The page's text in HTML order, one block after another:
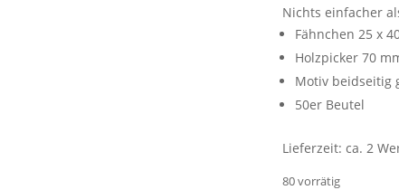
Nichts einfacher
Fähnchen 25 x
Holzpicker 70
Motiv beidseitig
50er Beutel
Lieferzeit: ca. 2
80 vorrätig